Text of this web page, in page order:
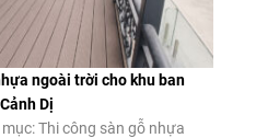
ngoài trời cho khu ban
Dị
Thi công sàn gỗ nhựa